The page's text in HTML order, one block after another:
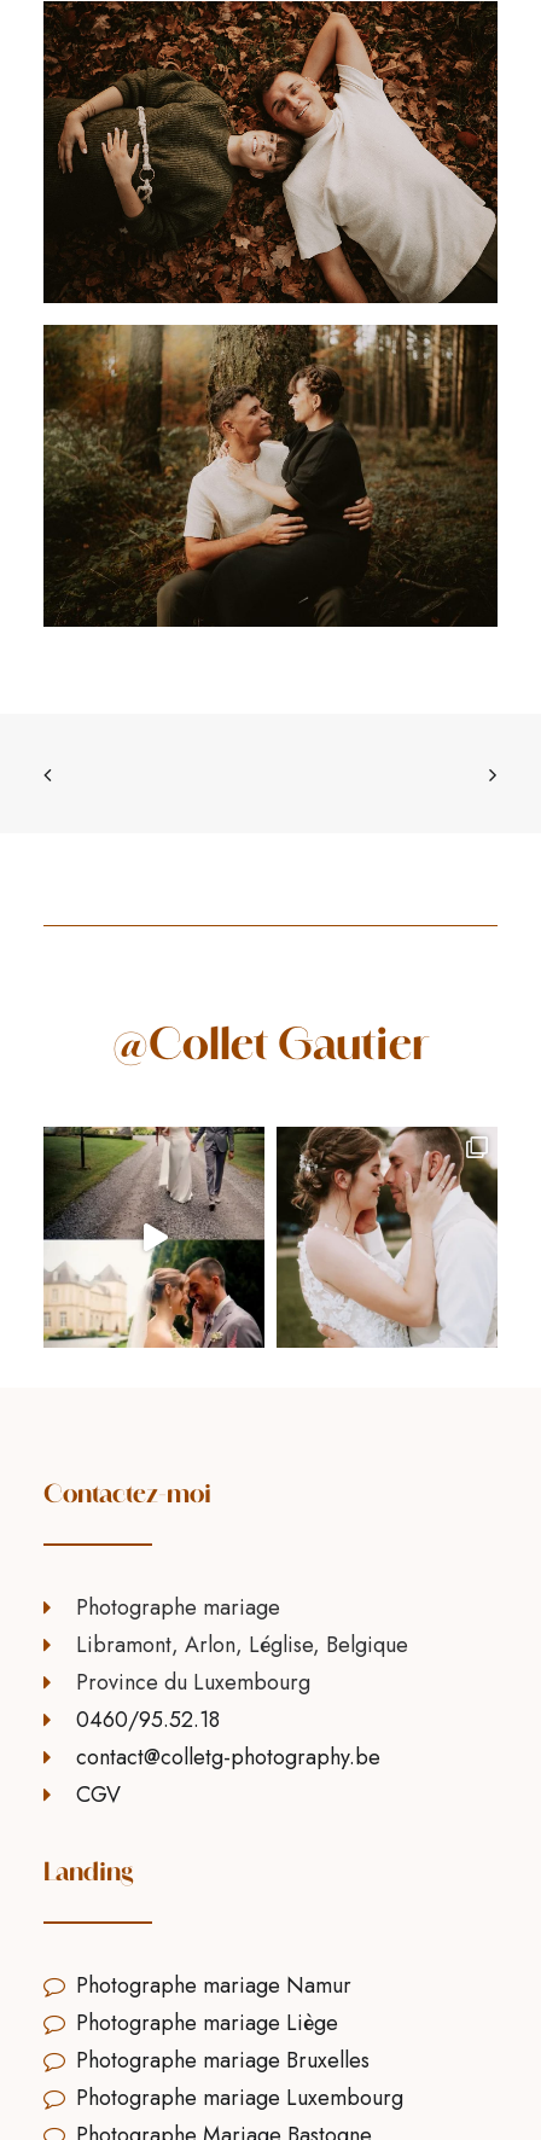
@Collet Gautier
Contactez-moi
Photographe mariage
Libramont, Arlon, Léglise, Belgique
Province du Luxembourg
0460/95.52.18
contact@colletg-photography.be
CGV
Landing
Photographe mariage Namur
Photographe mariage Liège
Photographe mariage Bruxelles
Photographe mariage Luxembourg